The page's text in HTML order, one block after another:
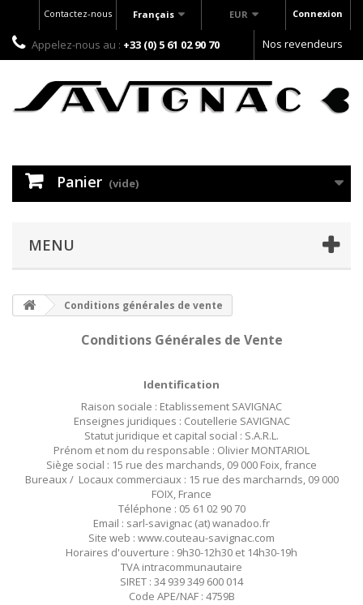
Connexion
EUR
Français
Contactez-nous
Appelez-nous au : +33 (0) 5 61 02 90 70 Nos revendeurs
Panier (vide)
MENU
Conditions générales de vente
Conditions Générales de Vente
Identification
Raison sociale : Etablissement SAVIGNAC
Enseignes juridiques : Coutellerie SAVIGNAC
Statut juridique et capital social : S.A.R.L.
Prénom et nom du responsable : Olivier MONTARIOL
Siège social : 15 rue des marchands, 09 000 Foix, france
Bureaux / Locaux commerciaux : 15 rue des marcharnds, 09 000
FOIX, France
Téléphone : 05 61 02 90 70
Email : sarl-savignac (at) wanadoo.fr
Site web : www.couteau-savignac.com
Horaires d'ouverture : 9h30-12h30 et 14h30-19h
TVA intracommunautaire
SIRET : 34 939 349 600 014
Code APE/NAF : 4759B